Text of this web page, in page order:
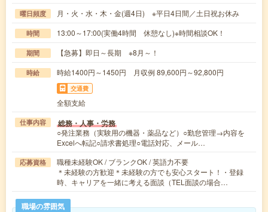
曜日頻度 月・火・水・木・金(週4日) ※平日4日間／土日祝お休み
時間 13:00～17:00(実働4時間 休憩なし)※時間相談OK！
期間 【急募】即日～長期 ※8月～！
時給 時給1400円～1450円 月収例 89,600円～92,800円
交通費
全額支給
仕事内容 総務・人事・労務
○発注業務（実験用の機器・薬品など）○勤怠管理→内容を
Excelへ転記○請求書処理○電話対応、メール…
応募資格
職種未経験OK / ブランクOK / 英語力不要
＊未経験の方歓迎＊未経験の方でも安心スタート！・登録
時、キャリアを一緒に考える面談（TEL面談の場合…
職場の雰囲気